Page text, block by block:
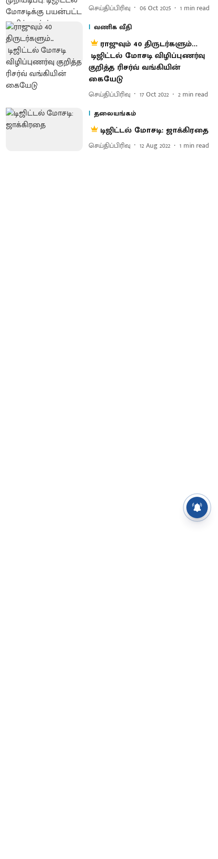
செய்திப்பிரிவு 06 Oct 2025 1 min read
வணிக வீதி
ராஜுவும் 40 திருடர்களும்...
டிஜிட்டல் மோசடி விழிப்புணர்வு
குறித்த ரிசர்வ் வங்கியின்
கையேடு
செய்திப்பிரிவு 17 Oct 2022 2 min read
தலையங்கம்
டிஜிட்டல் மோசடி: ஜாக்கிரதை
செய்திப்பிரிவு 12 Aug 2022 1 min read